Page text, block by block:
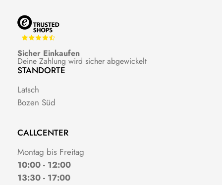
Sicher Einkaufen
Deine Zahlung wird sicher abgewickelt
STANDORTE
Latsch
Bozen Süd
CALLCENTER
Montag bis Freitag
10:00 - 12:00
13:30 - 17:00